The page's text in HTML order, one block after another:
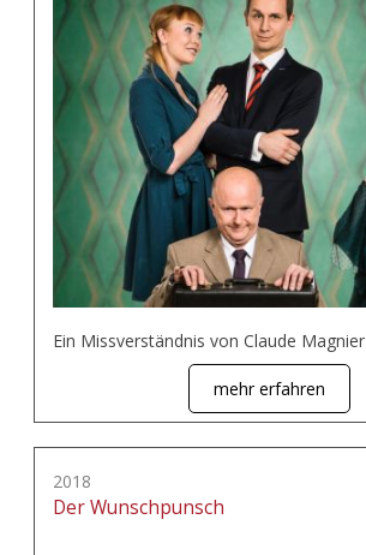
Ein Missverständnis von Claude Magnier
mehr erfahren
2018
Der Wunschpunsch